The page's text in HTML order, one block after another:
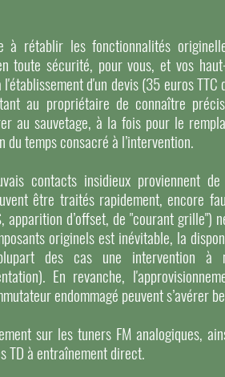
à rétablir les fonctionnalités
toute sécurité, pour vous, et vos
d'un devis (35 euros
au propriétaire de connaître
au sauvetage, à la fois pour le
du temps consacré à l’intervention.
contacts insidieux proviennent de
être traités rapidement, encore
apparition d’offset, de "courant grille")
originels est inévitable, la
des cas une intervention à
En revanche,
endommagé peuvent s’avérer
sur les tuners FM analogiques,
TD à entraînement direct.